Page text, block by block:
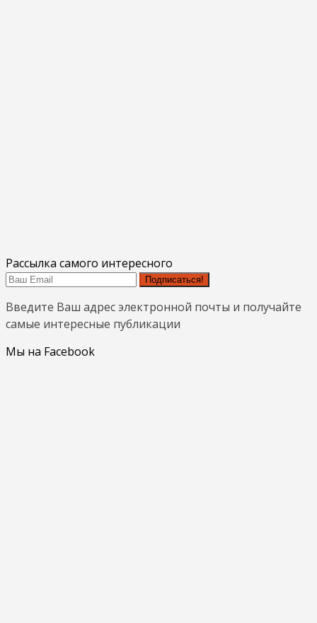
Рассылка самого интересного
Подписаться!
Введите Ваш адрес электронной почты и получайте
самые интересные публикации
Мы на Facebook